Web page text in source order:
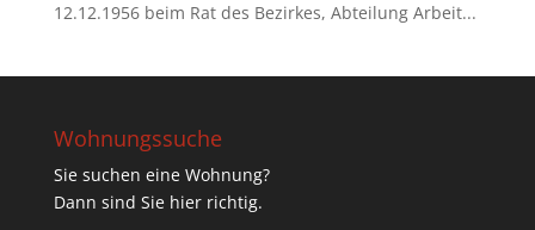
12.12.1956 beim Rat des Bezirkes, Abteilung Arbeit...
Wohnungssuche
Sie suchen eine Wohnung?
Dann sind Sie hier richtig.